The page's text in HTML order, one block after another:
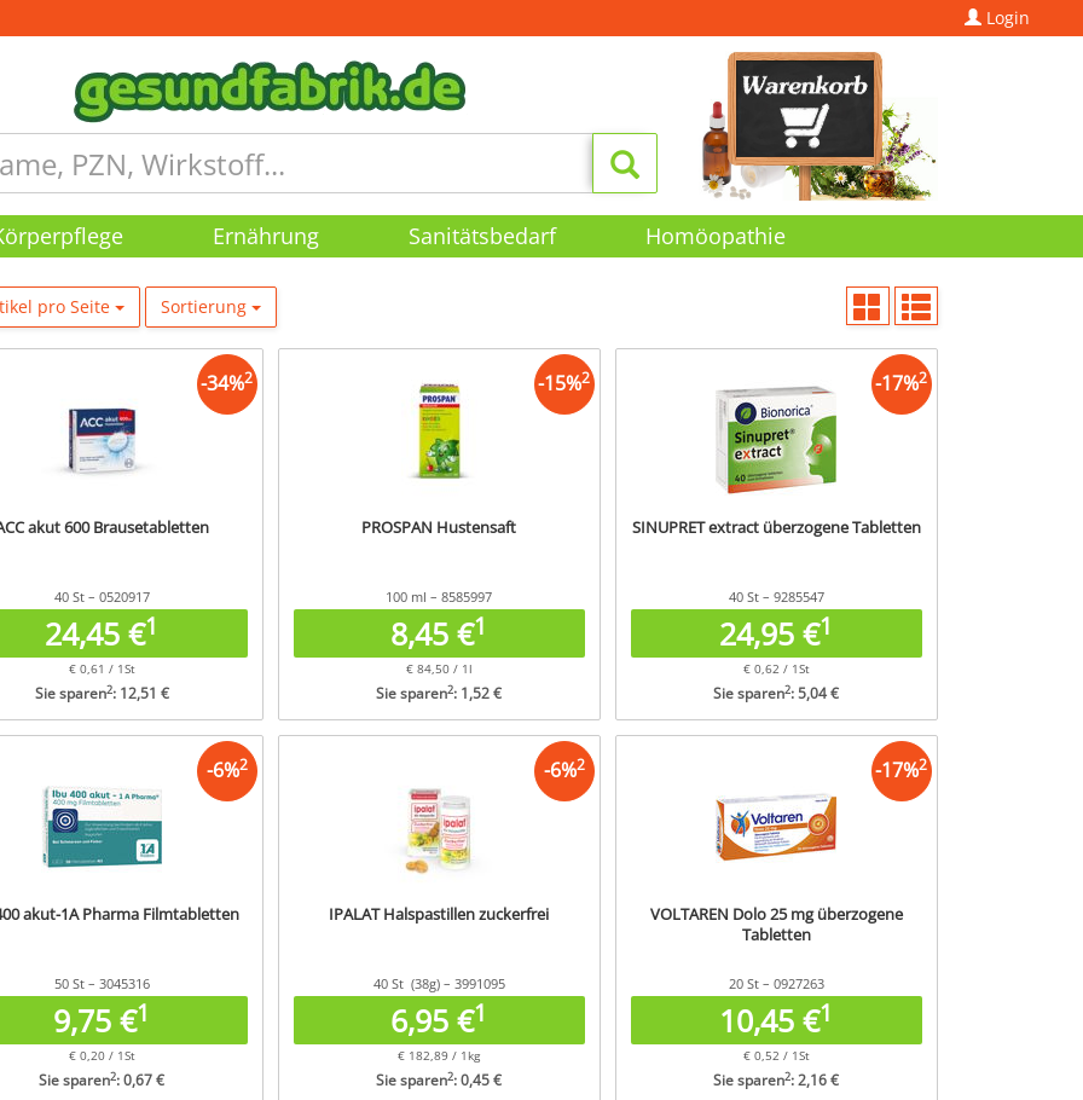
Login
Ernährung Sanitätsbedarf Homöopathie
pro Seite Sortierung
akut 600 Brausetabletten
40 St – 0520917
24,45 €1
€ 0,61 / 1St
Sie sparen2: 12,51 €
-34%2
PROSPAN Hustensaft
100 ml – 8585997
8,45 €1
€ 84,50 / 1l
Sie sparen2: 1,52 €
-15%2
SINUPRET extract überzogene Tabletten
40 St – 9285547
24,95 €1
€ 0,62 / 1St
Sie sparen2: 5,04 €
-17%2
akut-1A Pharma Filmtabletten
50 St – 3045316
9,75 €1
€ 0,20 / 1St
Sie sparen2: 0,67 €
-6%2
IPALAT Halspastillen zuckerfrei
40 St (38g) – 3991095
6,95 €1
€ 182,89 / 1kg
Sie sparen2: 0,45 €
-6%2
VOLTAREN Dolo 25 mg überzogene
Tabletten
20 St – 0927263
10,45 €1
€ 0,52 / 1St
Sie sparen2: 2,16 €
-17%2